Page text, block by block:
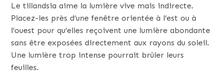
Le tillandsia aime la lumière vive mais indirecte.
Placez-les près d’une fenêtre orientée à l’est ou à
l’ouest pour qu’elles reçoivent une lumière abondante
sans être exposées directement aux rayons du soleil.
Une lumière trop intense pourrait brûler leurs
feuilles.